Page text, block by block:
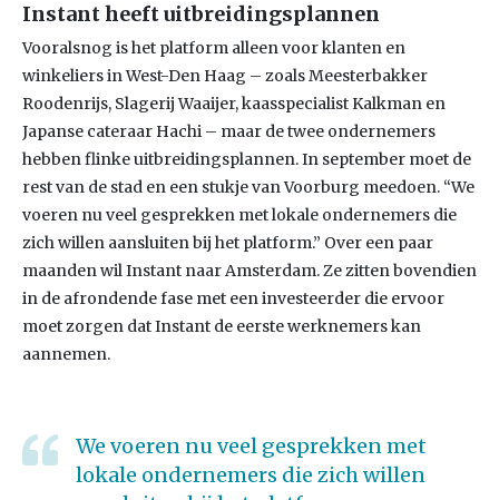
Instant heeft uitbreidingsplannen
Vooralsnog is het platform alleen voor klanten en
winkeliers in West-Den Haag – zoals Meesterbakker
Roodenrijs, Slagerij Waaijer, kaasspecialist Kalkman en
Japanse cateraar Hachi – maar de twee ondernemers
hebben flinke uitbreidingsplannen. In september moet de
rest van de stad en een stukje van Voorburg meedoen. “We
voeren nu veel gesprekken met lokale ondernemers die
zich willen aansluiten bij het platform.” Over een paar
maanden wil Instant naar Amsterdam. Ze zitten bovendien
in de afrondende fase met een investeerder die ervoor
moet zorgen dat Instant de eerste werknemers kan
aannemen.
We voeren nu veel gesprekken met
lokale ondernemers die zich willen